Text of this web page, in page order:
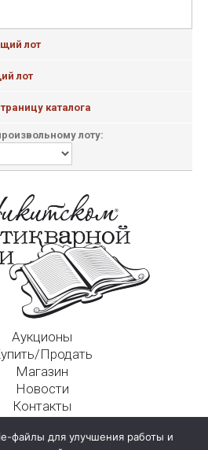
лот
лот
каталога
лоту:
Аукционы
Продать
Магазин
Новости
Контакты
Никитский пер., д. 4а, стр. 1
файлы для улучшения работы и